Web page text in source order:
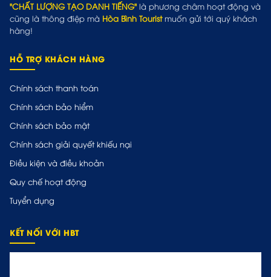
"CHẤT LƯỢNG TẠO DANH TIẾNG" là phương châm hoạt động và
cũng là thông điệp mà Hòa Bình Touristmuốn gửi tới quý khách
hàng!
HỖ TRỢ KHÁCH HÀNG
Chính sách thanh toán
Chính sách bảo hiểm
Chính sách bảo mật
Chính sách giải quyết khiếu nại
Điều kiện và điều khoản
Quy chế hoạt động
Tuyển dụng
KẾT NỐI VỚI HBT